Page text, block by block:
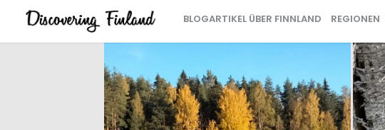
BLOGARTIKEL ÜBER FINNLAND REGIONEN